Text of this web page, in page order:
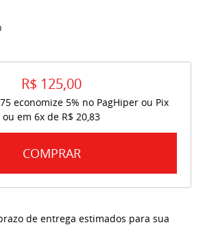
R$ 125,00
economize 5% no PagHiper ou Pix
ou em 6x de R$ 20,83
COMPRAR
de entrega estimados para sua